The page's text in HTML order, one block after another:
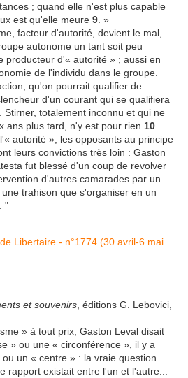
; quand elle n'est plus capable
est qu'elle meure 9 . »
facteur d'autorité, devient le mal,
autonome un tant soit peu
producteur d'« autorité » ; aussi en
de l'individu dans le groupe.
qu'on pourrait qualifier de
d'un courant qui se qualifiera
Stirner, totalement inconnu et qui ne
ans plus tard, n'y est pour rien 10
autorité », les opposants au principe
leurs convictions très loin : Gaston
fut blessé d'un coup de revolver
d'autres camarades par un
trahison que s'organiser en un
"
Libertaire - n°1774 (30 avril-6 mai
et souvenirs , éditions G. Lebovici,
» à tout prix, Gaston Leval disait
» ou une « circonférence », il y a
un « centre » : la vraie question
rapport existait entre l'un et l'autre...